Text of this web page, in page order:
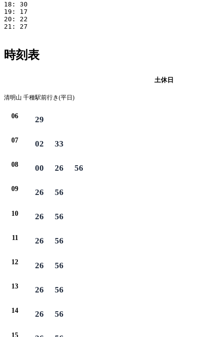
18: 30
19: 17
20: 22
21: 27
時刻表
土休日
清明山 千種駅前行き(平日)
06 29
07 02 33
08 00 26 56
09 26 56
10 26 56
11 26 56
12 26 56
13 26 56
14 26 56
15